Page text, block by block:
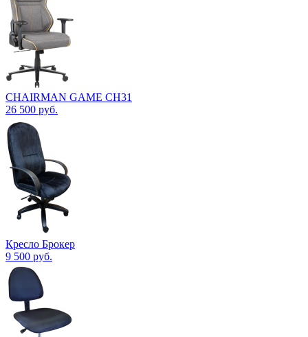
CHAIRMAN GAME CH31
26 500 руб.
Кресло Брокер
9 500 руб.